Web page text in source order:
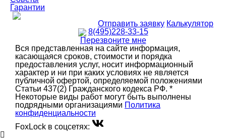
Гарантии
Отправить заявку Калькулятор
8(495)228-33-15
Перезвоните мне
Вся представленная на сайте информация,
касающаяся сроков, стоимости и порядка
предоставления услуг, носит информационный
характер и ни при каких условиях не является
публичной офертой, определяемой положениями
Статьи 437(2) Гражданского кодекса РФ. *
Некоторые виды работ могут быть выполнены
подрядными организациями Политика
конфиденциальности
FoxLock в соцсетях: